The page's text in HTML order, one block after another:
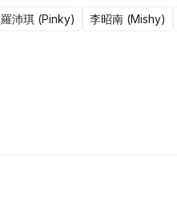
羅沛琪 (Pinky) 李昭南 (Mishy)